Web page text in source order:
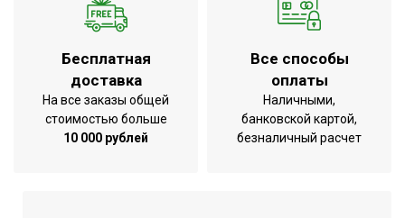
Бесплатная
доставка
На все заказы общей
стоимостью больше
10 000 рублей
Все способы
оплаты
Наличными,
банковской картой,
безналичный расчет